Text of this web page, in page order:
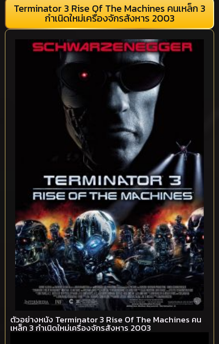
Terminator 3 Rise Of The Machines คนเหล็ก 3
กำเนิดใหม่เครื่องจักรสังหาร 2003
ตัวอย่างหนัง Terminator 3 Rise Of The Machines คน
เหล็ก 3 กำเนิดใหม่เครื่องจักรสังหาร 2003